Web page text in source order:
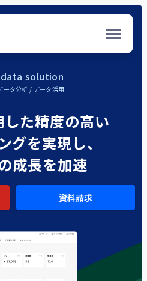
solution
売・OMO / 来店予約・決済
solution
上げ支援 / デジタルマーケティン
ツール基盤構築支援
一覧
solution
ータ分析 / データ活用
た精度の高い
グを実現し、
成長を加速
資料請求